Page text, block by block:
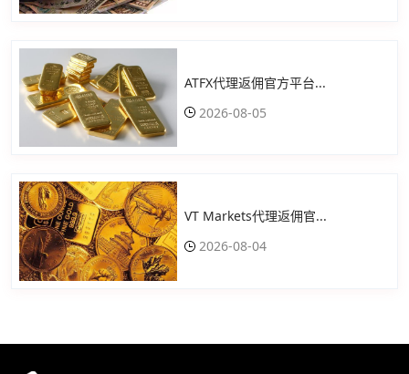
ATFX代理返佣官方平台...
2026-08-05
VT Markets代理返佣官...
2026-08-04